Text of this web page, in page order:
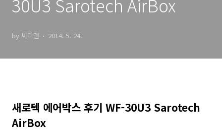
30U3 Sarotech AirBox
by 씨디맨 2014. 5. 24.
새로텍 에어박스 후기 WF-30U3 Sarotech
AirBox